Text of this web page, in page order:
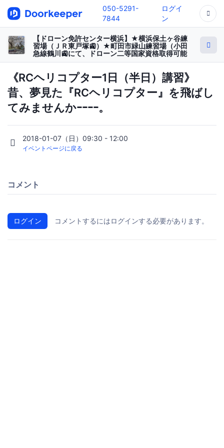
050-5291-
7844
ログイ
ン
【ドローン免許センター横浜】★横浜保土ヶ谷練
習場（ＪＲ東戸塚🚉）★町田市緑山練習場（小田
急線鶴川🚉にて、ドローン二等国家資格取得可能
《RCヘリコプター1日（半日）講習》
昔、夢見た『RCヘリコプター』を飛ばし
てみませんかｰｰｰｰ。
2018-01-07（日）09:30 - 12:00
イベントページに戻る
コメント
ログイン コメントするにはログインする必要があります。